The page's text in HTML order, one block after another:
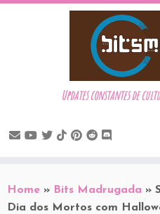
to
content
Updates constantes de
Home » Bits Madrugada »
Dia dos Mortos com